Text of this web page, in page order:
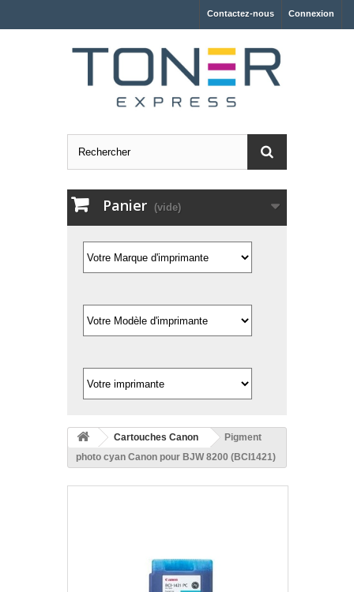
Connexion
Contactez-nous
Panier (vide)
Cartouches Canon
Pigment
photo cyan Canon pour BJW 8200 (BCI1421)